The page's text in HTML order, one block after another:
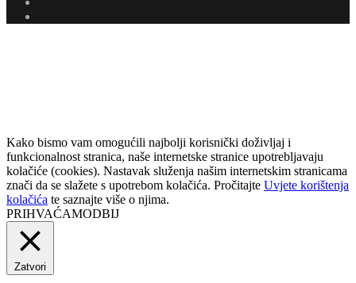
Kako bismo vam omogućili najbolji korisnički doživljaj i
funkcionalnost stranica, naše internetske stranice upotrebljavaju
kolačiće (cookies). Nastavak služenja našim internetskim stranicama
znači da se slažete s upotrebom kolačića. Pročitajte Uvjete korištenja
kolačića te saznajte više o njima.
PRIHVAĆAMODBIJ
Zatvori